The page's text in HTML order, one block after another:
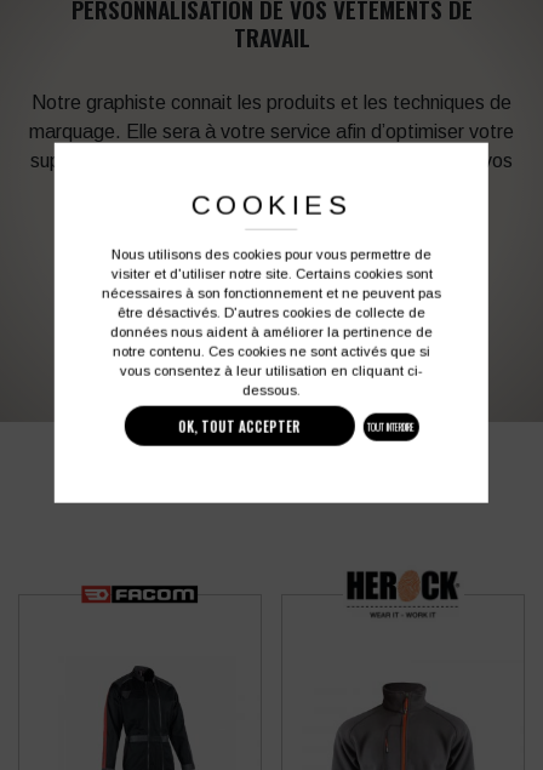
PERSONNALISATION DE VOS VÊTEMENTS DE
TRAVAIL
Notre graphiste connait les produits et les techniques de
marquage. Elle sera à votre service afin d’optimiser votre
support en fonction des contraintes techniques et de vos
Vous souhaitez avoir plus d’informations ?
03 27 28 87 86 contact@colbleu.fr
COOKIES
Nous utilisons des cookies pour vous permettre de
visiter et d'utiliser notre site. Certains cookies sont
nécessaires à son fonctionnement et ne peuvent pas
être désactivés. D'autres cookies de collecte de
données nous aident à améliorer la pertinence de
notre contenu. Ces cookies ne sont activés que si
vous consentez à leur utilisation en cliquant ci-
dessous.
OK, TOUT ACCEPTER TOUT INTERDIRE